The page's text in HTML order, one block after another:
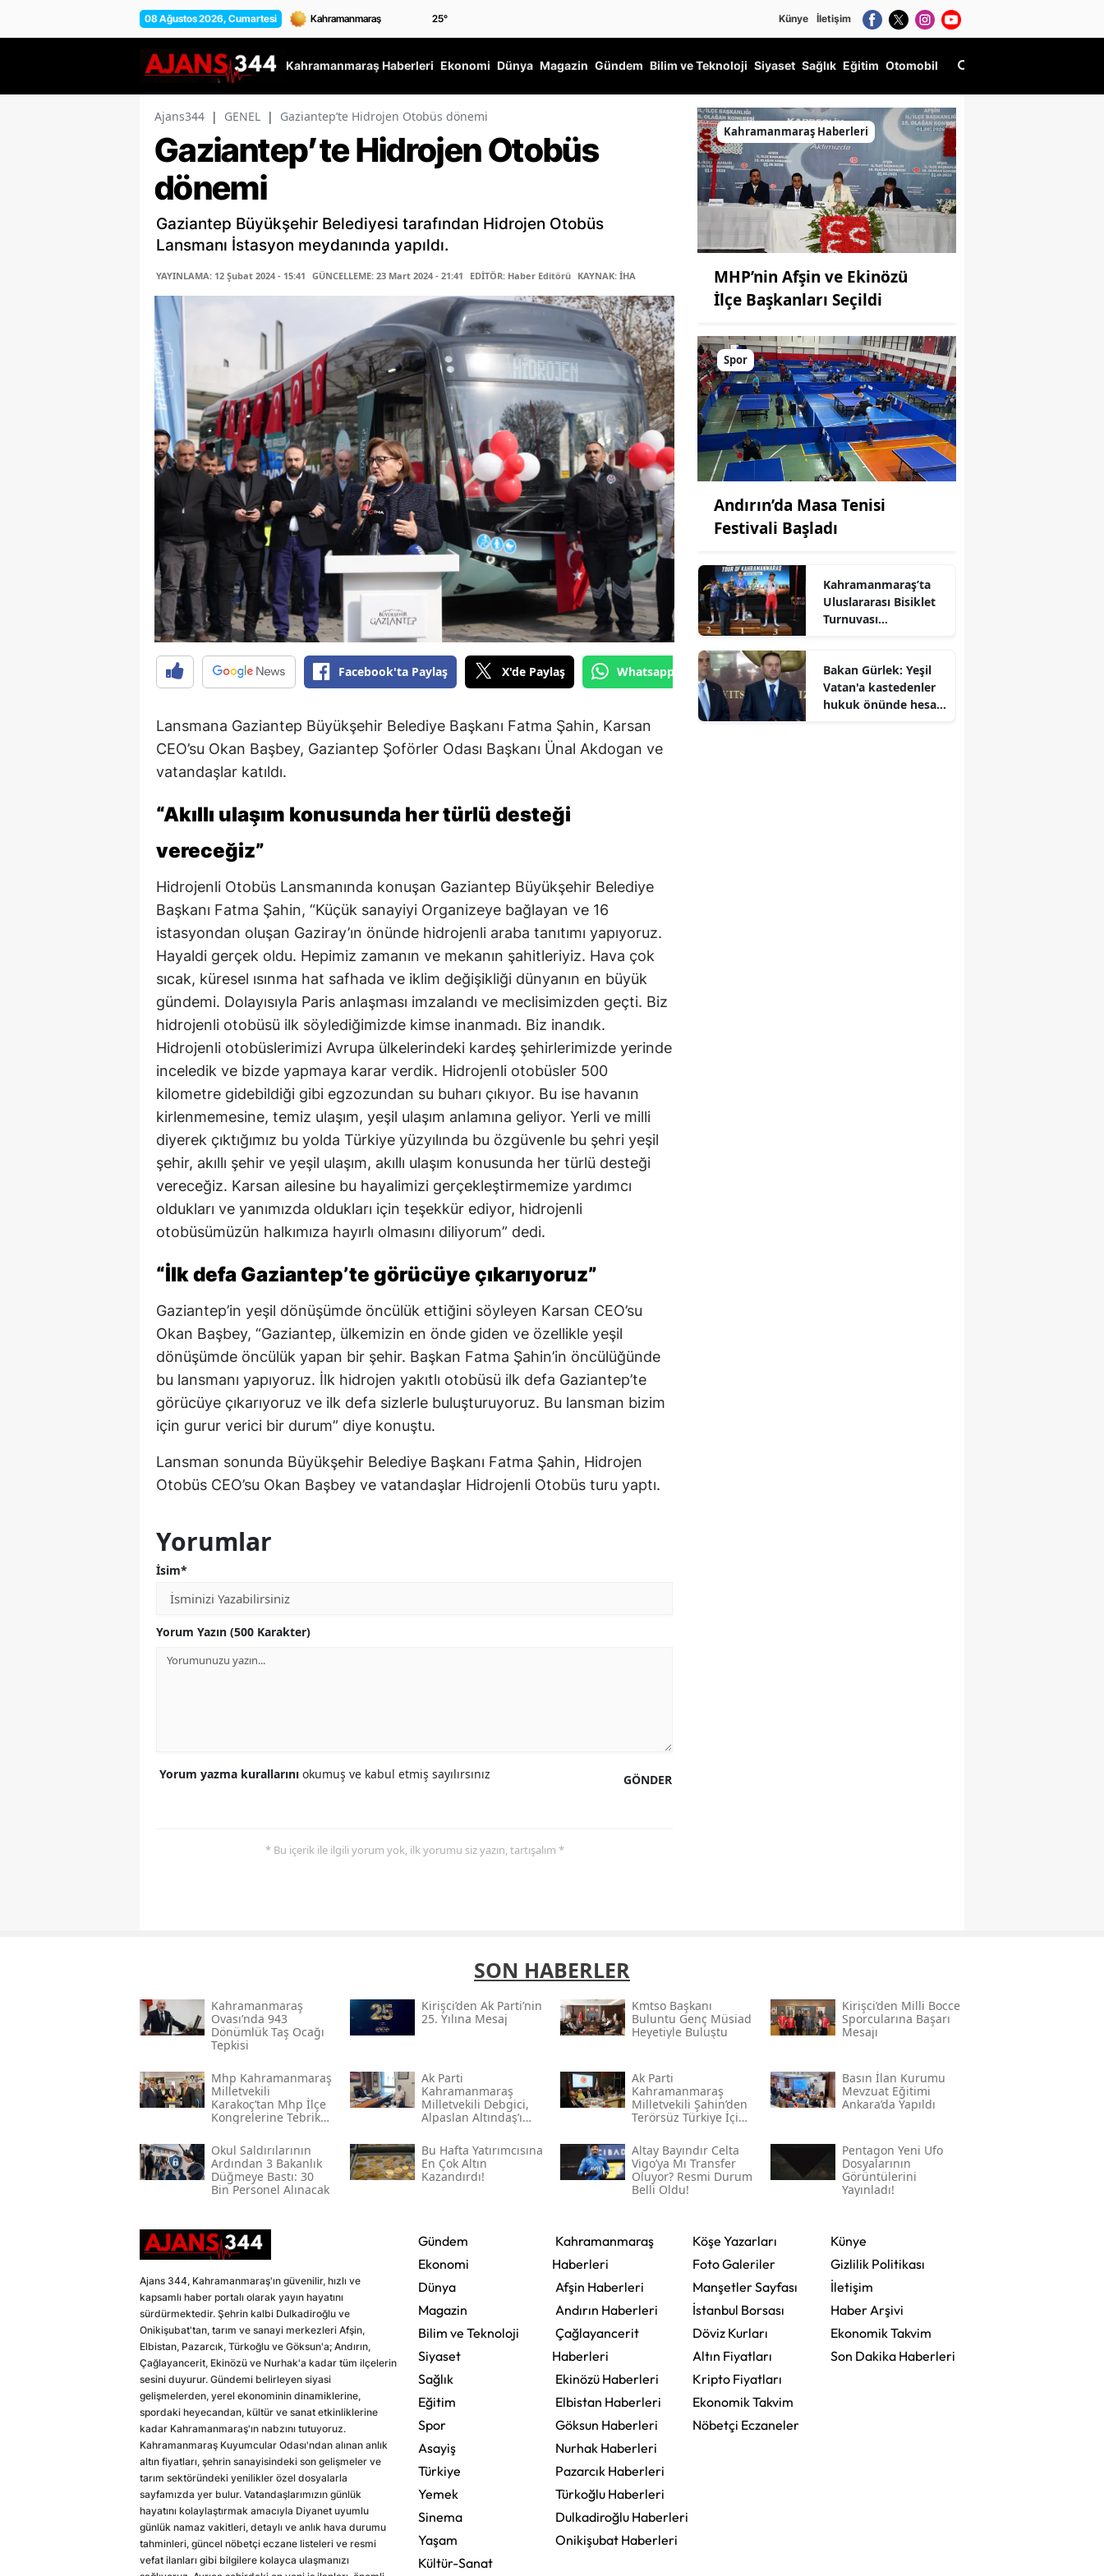
08 Ağustos 2026, Cumartesi 25° Künye İletişim
Kahramanmaraş Haberleri Ekonomi Dünya Magazin Gündem Bilim ve Teknoloji Siyaset Sağlık Eğitim Otomobil
Ajans344 | GENEL | Gaziantep’te Hidrojen Otobüs dönemi
Gaziantep’te Hidrojen Otobüs
dönemi
Gaziantep Büyükşehir Belediyesi tarafından Hidrojen Otobüs
Lansmanı İstasyon meydanında yapıldı.
YAYINLAMA: 12 Şubat 2024 - 15:41 GÜNCELLEME: 23 Mart 2024 - 21:41 EDİTÖR: Haber Editörü KAYNAK: İHA
Facebook'ta Paylaş X'de Paylaş Whatsapp'tan Gönder
Lansmana Gaziantep Büyükşehir Belediye Başkanı Fatma Şahin, Karsan
CEO’su Okan Başbey, Gaziantep Şoförler Odası Başkanı Ünal Akdogan ve
vatandaşlar katıldı.
“Akıllı ulaşım konusunda her türlü desteği
vereceğiz”
Hidrojenli Otobüs Lansmanında konuşan Gaziantep Büyükşehir Belediye
Başkanı Fatma Şahin, “Küçük sanayiyi Organizeye bağlayan ve 16
istasyondan oluşan Gaziray’ın önünde hidrojenli araba tanıtımı yapıyoruz.
Hayaldi gerçek oldu. Hepimiz zamanın ve mekanın şahitleriyiz. Hava çok
sıcak, küresel ısınma hat safhada ve iklim değişikliği dünyanın en büyük
gündemi. Dolayısıyla Paris anlaşması imzalandı ve meclisimizden geçti. Biz
hidrojenli otobüsü ilk söylediğimizde kimse inanmadı. Biz inandık.
Hidrojenli otobüslerimizi Avrupa ülkelerindeki kardeş şehirlerimizde yerinde
inceledik ve bizde yapmaya karar verdik. Hidrojenli otobüsler 500
kilometre gidebildiği gibi egzozundan su buharı çıkıyor. Bu ise havanın
kirlenmemesine, temiz ulaşım, yeşil ulaşım anlamına geliyor. Yerli ve milli
diyerek çıktığımız bu yolda Türkiye yüzyılında bu özgüvenle bu şehri yeşil
şehir, akıllı şehir ve yeşil ulaşım, akıllı ulaşım konusunda her türlü desteği
vereceğiz. Karsan ailesine bu hayalimizi gerçekleştirmemize yardımcı
oldukları ve yanımızda oldukları için teşekkür ediyor, hidrojenli
otobüsümüzün halkımıza hayırlı olmasını diliyorum” dedi.
“İlk defa Gaziantep’te görücüye çıkarıyoruz”
Gaziantep’in yeşil dönüşümde öncülük ettiğini söyleyen Karsan CEO’su
Okan Başbey, “Gaziantep, ülkemizin en önde giden ve özellikle yeşil
dönüşümde öncülük yapan bir şehir. Başkan Fatma Şahin’in öncülüğünde
bu lansmanı yapıyoruz. İlk hidrojen yakıtlı otobüsü ilk defa Gaziantep’te
görücüye çıkarıyoruz ve ilk defa sizlerle buluşturuyoruz. Bu lansman bizim
için gurur verici bir durum” diye konuştu.
Lansman sonunda Büyükşehir Belediye Başkanı Fatma Şahin, Hidrojen
Otobüs CEO’su Okan Başbey ve vatandaşlar Hidrojenli Otobüs turu yaptı.
Yorumlar
İsim*
Yorum Yazın (500 Karakter)
GÖNDER
Yorum yazma kurallarını okumuş ve kabul etmiş sayılırsınız
* Bu içerik ile ilgili yorum yok, ilk yorumu siz yazın, tartışalım *
Kahramanmaraş Haberleri
MHP’nin Afşin ve Ekinözü
İlçe Başkanları Seçildi
Spor
Andırın’da Masa Tenisi
Festivali Başladı
Kahramanmaraş’ta
Uluslararası Bisiklet
Turnuvası
Bakan Gürlek: Yeşil
Vatan'a kastedenler
hukuk önünde hesap
SON HABERLER
Kahramanmaraş
Ovası’nda 943
Dönümlük Taş Ocağı
Tepkisi
Kirişci’den Ak Parti’nin
25. Yılına Mesaj
Kmtso Başkanı
Buluntu Genç Müsi̇ad
Heyetiyle Buluştu
Kirişci’den Milli Bocce
Sporcularına Başarı
Mesajı
Mhp Kahramanmaraş
Milletvekili
Karakoç’tan Mhp İlçe
Kongrelerine Tebrik
Ak Parti
Kahramanmaraş
Milletvekili Debgici,
Alpaslan Altındaş’ı
Ak Parti
Kahramanmaraş
Milletvekili Şahin’den
Terörsüz Türkiye İçin
Basın İlan Kurumu
Mevzuat Eğitimi
Ankara’da Yapıldı
Okul Saldırılarının
Ardından 3 Bakanlık
Düğmeye Bastı: 30
Bin Personel Alınacak
Bu Hafta Yatırımcısına
En Çok Altın
Kazandırdı!
Altay Bayındır Celta
Vigo’ya Mı Transfer
Oluyor? Resmi Durum
Belli Oldu!
Pentagon Yeni Ufo
Dosyalarının
Görüntülerini
Yayınladı!
Ajans 344, Kahramanmaraş'ın güvenilir, hızlı ve
kapsamlı haber portalı olarak yayın hayatını
sürdürmektedir. Şehrin kalbi Dulkadiroğlu ve
Onikişubat'tan, tarım ve sanayi merkezleri Afşin,
Elbistan, Pazarcık, Türkoğlu ve Göksun'a; Andırın,
Çağlayancerit, Ekinözü ve Nurhak'a kadar tüm ilçelerin
sesini duyurur. Gündemi belirleyen siyasi
gelişmelerden, yerel ekonominin dinamiklerine,
spordaki heyecandan, kültür ve sanat etkinliklerine
kadar Kahramanmaraş'ın nabzını tutuyoruz.
Kahramanmaraş Kuyumcular Odası'ndan alınan anlık
altın fiyatları, şehrin sanayisindeki son gelişmeler ve
tarım sektöründeki yenilikler özel dosyalarla
sayfamızda yer bulur. Vatandaşlarımızın günlük
hayatını kolaylaştırmak amacıyla Diyanet uyumlu
günlük namaz vakitleri, detaylı ve anlık hava durumu
tahminleri, güncel nöbetçi eczane listeleri ve resmi
vefat ilanları gibi bilgilere kolayca ulaşmanızı
Gündem
Ekonomi
Dünya
Magazin
Bilim ve Teknoloji
Siyaset
Sağlık
Eğitim
Spor
Asayiş
Türkiye
Yemek
Sinema
Yaşam
Kültür-Sanat
Kahramanmaraş
Haberleri
Afşin Haberleri
Andırın Haberleri
Çağlayancerit
Haberleri
Ekinözü Haberleri
Elbistan Haberleri
Göksun Haberleri
Nurhak Haberleri
Pazarcık Haberleri
Türkoğlu Haberleri
Dulkadiroğlu Haberleri
Onikişubat Haberleri
Köşe Yazarları
Foto Galeriler
Manşetler Sayfası
İstanbul Borsası
Döviz Kurları
Altın Fiyatları
Kripto Fiyatları
Ekonomik Takvim
Nöbetçi Eczaneler
Künye
Gizlilik Politikası
İletişim
Haber Arşivi
Ekonomik Takvim
Son Dakika Haberleri